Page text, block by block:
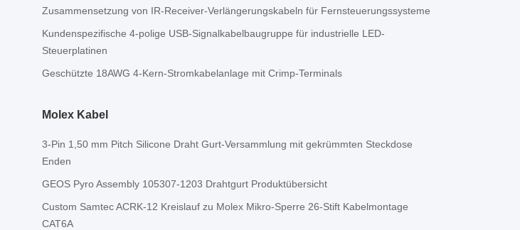
Zusammensetzung von IR-Receiver-Verlängerungskabeln für Fernsteuerungssysteme
Kundenspezifische 4-polige USB-Signalkabelbaugruppe für industrielle LED-
Steuerplatinen
Geschützte 18AWG 4-Kern-Stromkabelanlage mit Crimp-Terminals
Molex Kabel
3-Pin 1,50 mm Pitch Silicone Draht Gurt-Versammlung mit gekrümmten Steckdose
Enden
GEOS Pyro Assembly 105307-1203 Drahtgurt Produktübersicht
Custom Samtec ACRK-12 Kreislauf zu Molex Mikro-Sperre 26-Stift Kabelmontage
CAT6A